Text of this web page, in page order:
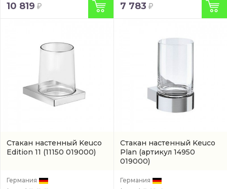
10 819 7 783
Стакан настенный Keuco
Edition 11 (11150 019000)
Германия
Стакан настенный Keuco
Plan (артикул 14950
019000)
Германия